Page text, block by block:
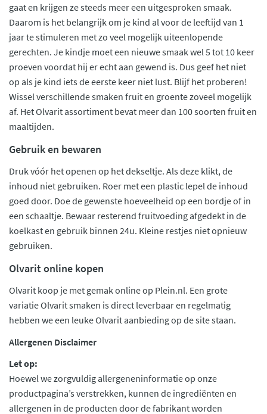
gaat en krijgen ze steeds meer een uitgesproken smaak.
Daarom is het belangrijk om je kind al voor de leeftijd van 1
jaar te stimuleren met zo veel mogelijk uiteenlopende
gerechten. Je kindje moet een nieuwe smaak wel 5 tot 10 keer
proeven voordat hij er echt aan gewend is. Dus geef het niet
op als je kind iets de eerste keer niet lust. Blijf het proberen!
Wissel verschillende smaken fruit en groente zoveel mogelijk
af. Het Olvarit assortiment bevat meer dan 100 soorten fruit en
maaltijden.
Gebruik en bewaren
Druk vóór het openen op het dekseltje. Als deze klikt, de
inhoud niet gebruiken. Roer met een plastic lepel de inhoud
goed door. Doe de gewenste hoeveelheid op een bordje of in
een schaaltje. Bewaar resterend fruitvoeding afgedekt in de
koelkast en gebruik binnen 24u. Kleine restjes niet opnieuw
gebruiken.
Olvarit online kopen
Olvarit koop je met gemak online op Plein.nl. Een grote
variatie Olvarit smaken is direct leverbaar en regelmatig
hebben we een leuke Olvarit aanbieding op de site staan.
Allergenen Disclaimer
Let op:
Hoewel we zorgvuldig allergeneninformatie op onze
productpagina’s verstrekken, kunnen de ingrediënten en
allergenen in de producten door de fabrikant worden